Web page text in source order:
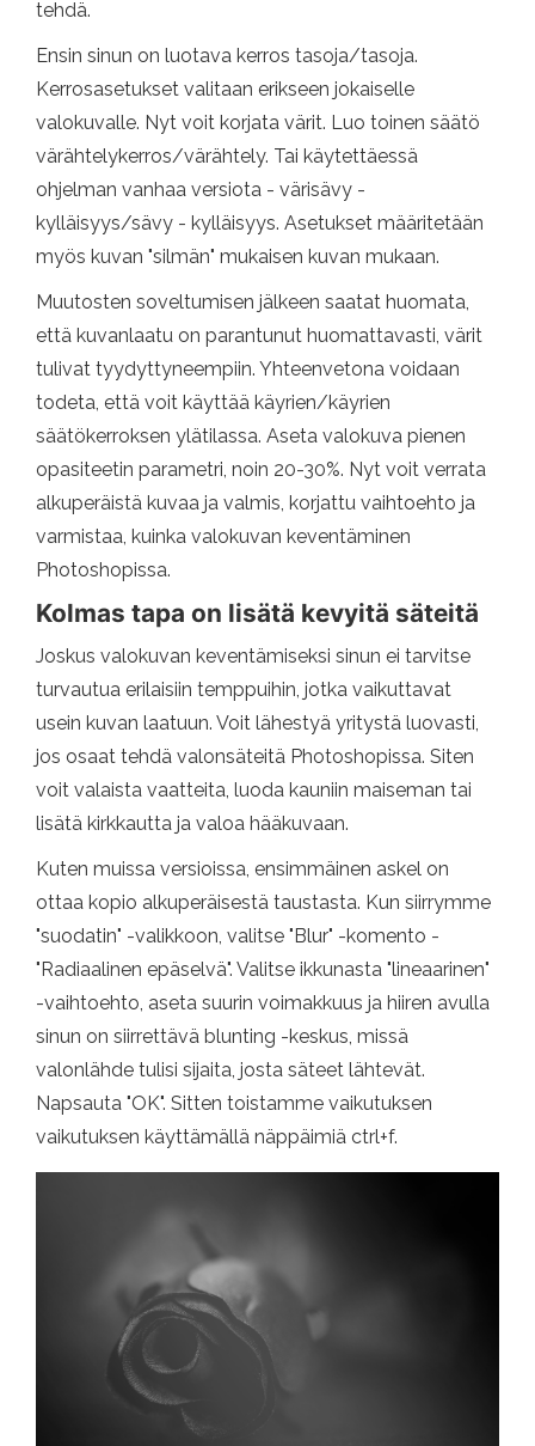
tehdä.
Ensin sinun on luotava kerros tasoja/tasoja.
Kerrosasetukset valitaan erikseen jokaiselle
valokuvalle. Nyt voit korjata värit. Luo toinen säätö
värähtelykerros/värähtely. Tai käytettäessä
ohjelman vanhaa versiota - värisävy -
kylläisyys/sävy - kylläisyys. Asetukset määritetään
myös kuvan "silmän" mukaisen kuvan mukaan.
Muutosten soveltumisen jälkeen saatat huomata,
että kuvanlaatu on parantunut huomattavasti, värit
tulivat tyydyttyneempiin. Yhteenvetona voidaan
todeta, että voit käyttää käyrien/käyrien
säätökerroksen ylätilassa. Aseta valokuva pienen
opasiteetin parametri, noin 20-30%. Nyt voit verrata
alkuperäistä kuvaa ja valmis, korjattu vaihtoehto ja
varmistaa, kuinka valokuvan keventäminen
Photoshopissa.
Kolmas tapa on lisätä kevyitä säteitä
Joskus valokuvan keventämiseksi sinun ei tarvitse
turvautua erilaisiin temppuihin, jotka vaikuttavat
usein kuvan laatuun. Voit lähestyä yritystä luovasti,
jos osaat tehdä valonsäteitä Photoshopissa. Siten
voit valaista vaatteita, luoda kauniin maiseman tai
lisätä kirkkautta ja valoa hääkuvaan.
Kuten muissa versioissa, ensimmäinen askel on
ottaa kopio alkuperäisestä taustasta. Kun siirrymme
"suodatin" -valikkoon, valitse "Blur" -komento -
"Radiaalinen epäselvä". Valitse ikkunasta "lineaarinen"
-vaihtoehto, aseta suurin voimakkuus ja hiiren avulla
sinun on siirrettävä blunting -keskus, missä
valonlähde tulisi sijaita, josta säteet lähtevät.
Napsauta "OK". Sitten toistamme vaikutuksen
vaikutuksen käyttämällä näppäimiä ctrl+f.